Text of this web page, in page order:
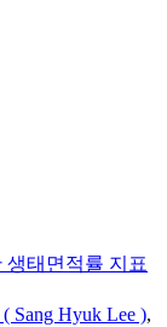
생태면적률 지표
Sang Hyuk Lee ),